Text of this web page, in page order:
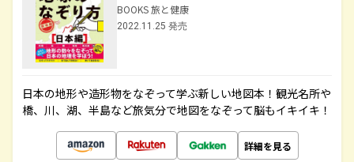
BOOKS 旅と健康
2022.11.25 発売
日本の地形や造形物をなぞって学ぶ新しい地図本！観光名所や
橋、川、湖、半島など旅気分で地図をなぞって脳もイキイキ！
詳細を見る